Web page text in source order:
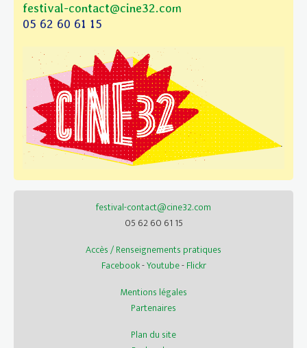
festival-contact@cine32.com
05 62 60 61 15
festival-contact@cine32.com
05 62 60 61 15
Accès / Renseignements pratiques
Facebook-Youtube-Flickr
Mentions légales
Partenaires
Plan du site